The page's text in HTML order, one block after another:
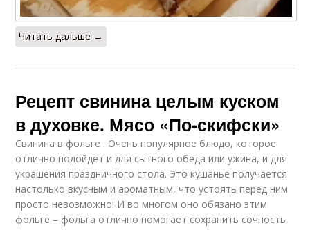
Читать дальше →
Рецепт свинина целым куском
в духовке. Мясо «По-скифски»
Свинина в фольге . Очень популярное блюдо, которое
отлично подойдет и для сытного обеда или ужина, и для
украшения праздничного стола. Это кушанье получается
настолько вкусным и ароматным, что устоять перед ним
просто невозможно! И во многом оно обязано этим
фольге – фольга отлично помогает сохранить сочность